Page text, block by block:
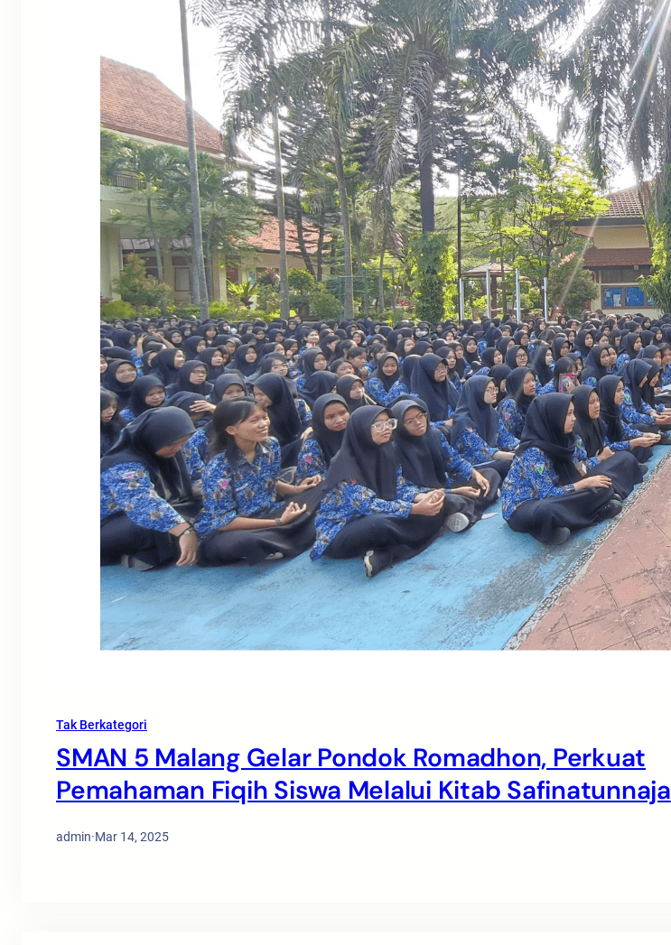
Tak Berkategori
SMAN 5 Malang Gelar Pondok Romadhon, Perkuat
Pemahaman Fiqih Siswa Melalui Kitab Safinatunnaja
admin·Mar 14, 2025